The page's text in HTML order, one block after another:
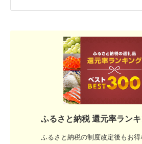
ふるさと納税 還元率ラン
ふるさと納税の制度改定後もお得